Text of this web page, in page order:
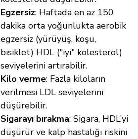
Egzersiz: Haftada en az 150
dakika orta yoğunlukta aerobik
egzersiz (yürüyüş, koşu,
bisiklet) HDL ("iyi" kolesterol)
seviyelerini artırabilir.
Kilo verme: Fazla kiloların
verilmesi LDL seviyelerini
düşürebilir.
Sigarayı bırakma: Sigara, HDL’yi
düşürür ve kalp hastalığı riskini